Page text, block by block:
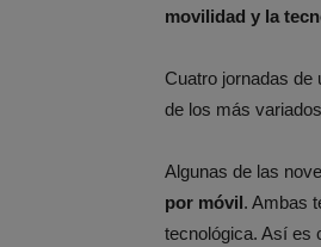
movilidad y la
Cuatro jornadas de
de los más
Algunas de las
por móvil. Ambas
tecnológica. Así es